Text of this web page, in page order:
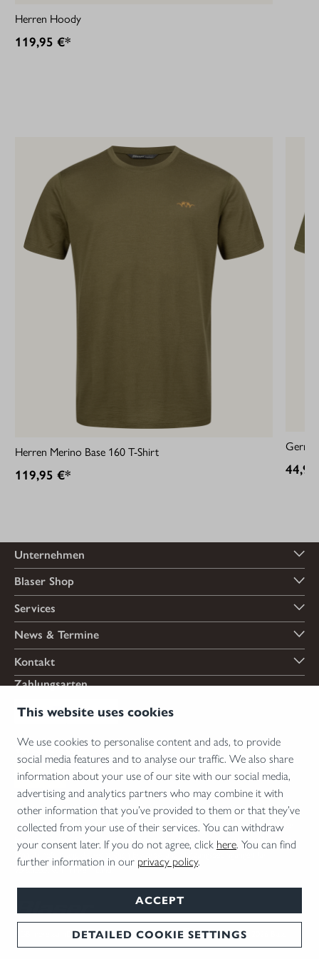
This website uses cookies
We use cookies to personalise content and ads, to provide
social media features and to analyse our traffic. We also share
information about your use of our site with our social media,
advertising and analytics partners who may combine it with
other information that you’ve provided to them or that they’ve
collected from your use of their services. You can withdraw
your consent later. If you do not agree, click here. You can find
further information in our privacy policy.
ACCEPT
DETAILED COOKIE SETTINGS
Herren Hoody
119,95 €*
Herren Merino Base 160 T-Shirt
119,95 €*
Unternehmen
Blaser Shop
Services
News & Termine
Kontakt
Zahlungsarten
Versandarten
*Abgabe von Waffen, wesentlichen Waffenteilen und Munition nur an Inhaber einer
Erwerbserlaubnis. Bitte beachten Sie die rechtlichen Hinweise zur Verwendung von
Datenschutz Cookie Einstellungen Deutsch © 2026 Blaser